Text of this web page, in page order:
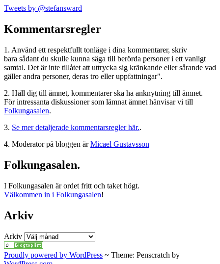
Tweets by @stefansward
Kommentarsregler
1. Använd ett respektfullt tonläge i dina kommentarer, skriv
bara sådant du skulle kunna säga till berörda personer i ett vanligt
samtal. Det är inte tillåtet att uttrycka sig kränkande eller sårande vad
gäller andra personer, deras tro eller uppfattningar".
2. Håll dig till ämnet, kommentarer ska ha anknytning till ämnet.
För intressanta diskussioner som lämnat ämnet hänvisar vi till
Folkungasalen.
3. Se mer detaljerade kommentarsregler här..
4. Moderator på bloggen ärMicael Gustavsson
Folkungasalen.
I Folkungasalen är ordet fritt och taket högt.
Välkommen in i Folkungasalen!
Arkiv
Arkiv
Proudly powered by WordPress ~ Theme: Penscratch by